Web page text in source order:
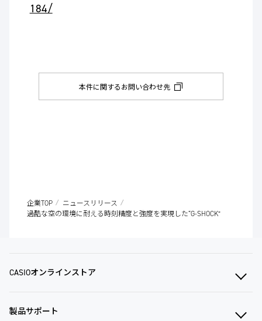
184/
本件に関するお問い合わせ先
企業TOP
ニュースリリース
過酷な空の環境に耐える時刻精度と強度を実現した“G-SHOCK”
CASIOオンラインストア
製品サポート